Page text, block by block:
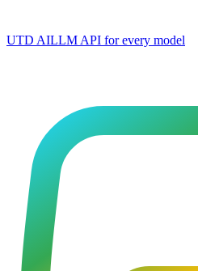
UTD AILLM API for every model